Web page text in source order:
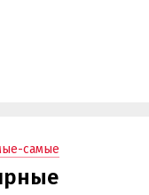
самые